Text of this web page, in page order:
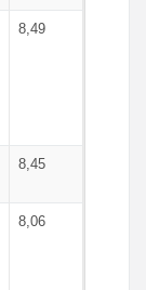
8,49
8,45
8,06